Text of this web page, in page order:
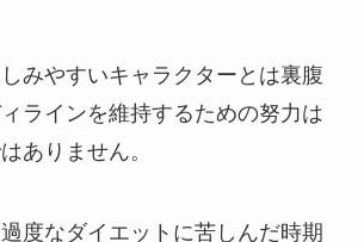
みやすいキャラクターとは裏腹
ラインを維持するための努力は
ありません。
度なダイエットに苦しんだ時期